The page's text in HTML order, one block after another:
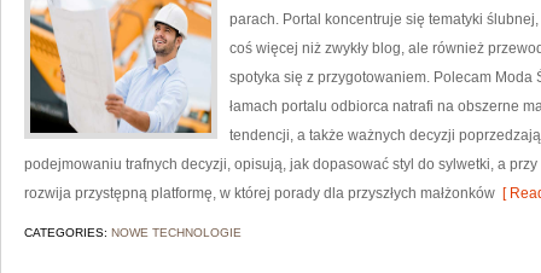
parach. Portal koncentruje się tematyki
coś więcej niż zwykły blog, ale również
spotyka się z przygotowaniem. Polecam
łamach portalu odbiorca natrafi na obszerne
tendencji, a także ważnych decyzji
podejmowaniu trafnych decyzji, opisują, jak dopasować styl do sylwetki, a
rozwija przystępną platformę, w której porady dla przyszłych małżonków [
CATEGORIES: NOWE TECHNOLOGIE